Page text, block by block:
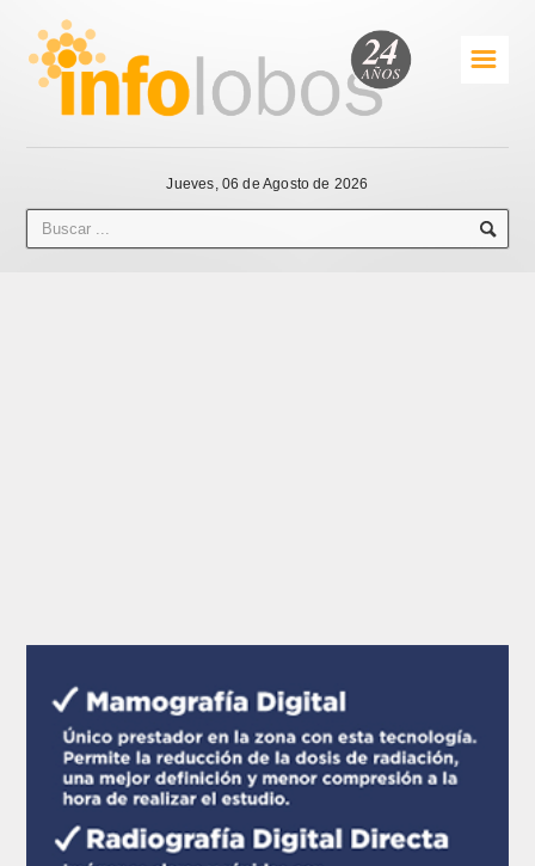
☰
Jueves, 06 de Agosto de 2026